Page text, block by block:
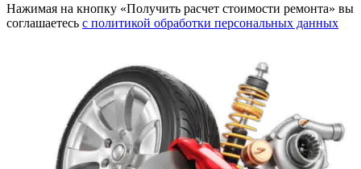
Нажимая на кнопку «Получить расчет стоимости ремонта» вы
соглашаетесь с политикой обработки персональных данных